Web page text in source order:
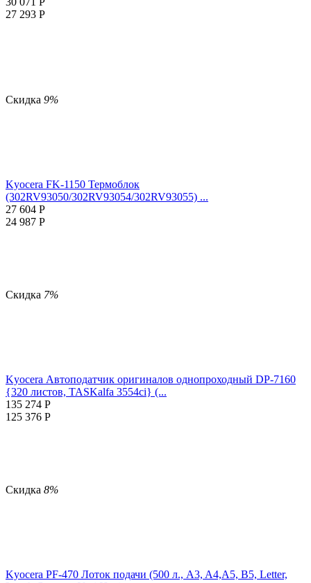
27 293 Р
Скидка 9%
Kyocera FK-1150 Термоблок
(302RV93050/302RV93054/302RV93055) ...
27 604 Р
24 987 Р
Скидка 7%
Kyocera Автоподатчик оригиналов однопроходный DP-7160
{320 листов, TASKalfa 3554ci} (...
135 274 Р
125 376 Р
Скидка 8%
Kyocera PF-470 Лоток подачи (500 л., A3, A4,A5, B5, Letter,